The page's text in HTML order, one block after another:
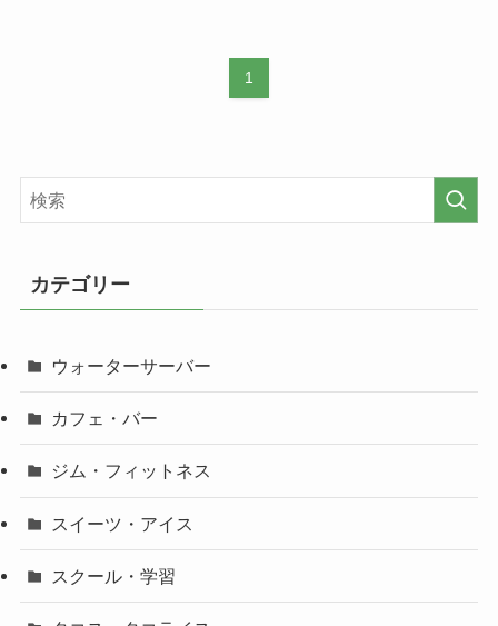
1
カテゴリー
ウォーターサーバー
カフェ・バー
ジム・フィットネス
スイーツ・アイス
スクール・学習